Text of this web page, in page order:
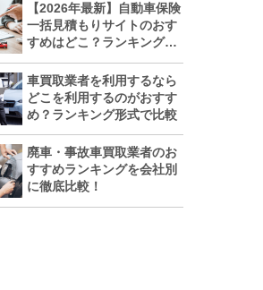
【2026年最新】自動車保険
一括見積もりサイトのおす
すめはどこ？ランキングで
車買取業者を利用するなら
どこを利用するのがおすす
め？ランキング形式で比較
廃車・事故車買取業者のお
すすめランキングを会社別
に徹底比較！